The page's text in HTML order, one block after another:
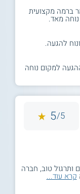
ברמה מקצועית
מאד.
להגעה.
למקום נוחה
5/
5
ותרגול טוב, חברה
קרא עוד...